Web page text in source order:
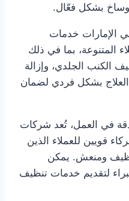
بشكل فعّال.
الإمارات خدمات
المتنوعة، بما في ذلك
الكنب الجلدي، وإزالة
بشكل فردي لضمان
في العمل، تُعد شركات
قويين للعملاء الذين
ومنعش. يمكن
لتقديم خدمات تنظيف